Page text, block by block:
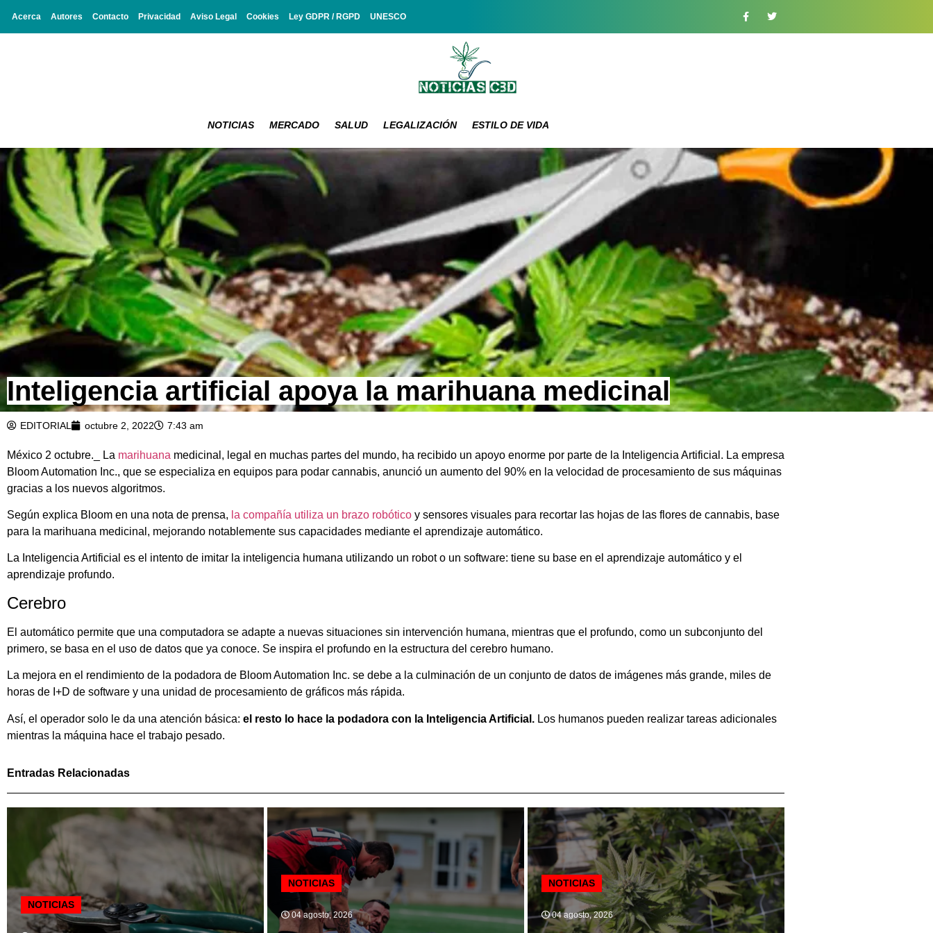
Acerca Autores Contacto Privacidad Aviso Legal Cookies Ley GDPR / RGPD UNESCO
NOTICIAS MERCADO SALUD LEGALIZACIÓN ESTILO DE VIDA
Inteligencia artificial apoya la marihuana medicinal
EDITORIAL octubre 2, 2022 7:43 am
México 2 octubre._ La marihuana medicinal, legal en muchas partes del mundo, ha recibido un apoyo enorme por parte de la Inteligencia Artificial. La empresa
Bloom Automation Inc., que se especializa en equipos para podar cannabis, anunció un aumento del 90% en la velocidad de procesamiento de sus máquinas
gracias a los nuevos algoritmos.
Según explica Bloom en una nota de prensa, la compañía utiliza un brazo robótico y sensores visuales para recortar las hojas de las flores de cannabis, base
para la marihuana medicinal, mejorando notablemente sus capacidades mediante el aprendizaje automático.
La Inteligencia Artificial es el intento de imitar la inteligencia humana utilizando un robot o un software: tiene su base en el aprendizaje automático y el
aprendizaje profundo.
Cerebro
El automático permite que una computadora se adapte a nuevas situaciones sin intervención humana, mientras que el profundo, como un subconjunto del
primero, se basa en el uso de datos que ya conoce. Se inspira el profundo en la estructura del cerebro humano.
La mejora en el rendimiento de la podadora de Bloom Automation Inc. se debe a la culminación de un conjunto de datos de imágenes más grande, miles de
horas de I+D de software y una unidad de procesamiento de gráficos más rápida.
Así, el operador solo le da una atención básica: el resto lo hace la podadora con la Inteligencia Artificial. Los humanos pueden realizar tareas adicionales
mientras la máquina hace el trabajo pesado.
Entradas Relacionadas
NOTICIAS
NOTICIAS
04 agosto, 2026
NOTICIAS
04 agosto, 2026